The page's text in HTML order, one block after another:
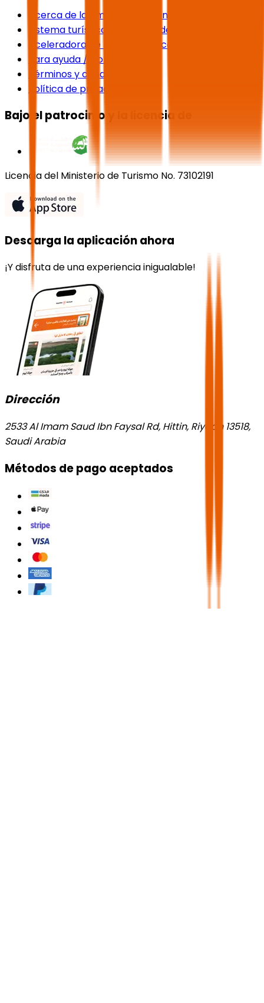
Acerca de la empresa / Quiénes somos
Sistema turístico de gestión de reservas
Aceleradora de negocios y academia de turismo
Para ayuda / Contáctanos
Términos y condiciones
Política de privacidad
Bajo el patrocinio y la licencia de
Licencia del Ministerio de Turismo No. 73102191
Descarga la aplicación ahora
¡Y disfruta de una experiencia inigualable!
Dirección
2533 Al Imam Saud Ibn Faysal Rd, Hittin, Riyadh 13518,
Saudi Arabia
Métodos de pago aceptados